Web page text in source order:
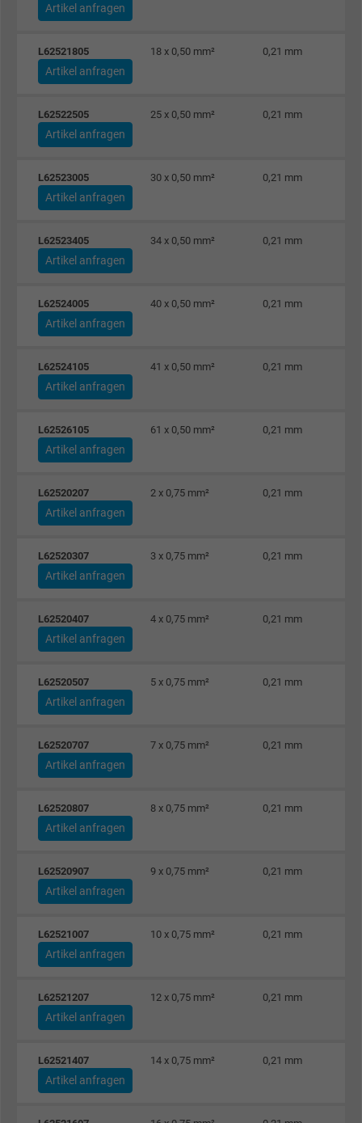
Artikel anfragen
L62521805 18 x 0,50 mm² 0,21 mm
Artikel anfragen
L62522505 25 x 0,50 mm² 0,21 mm
Artikel anfragen
L62523005 30 x 0,50 mm² 0,21 mm
Artikel anfragen
L62523405 34 x 0,50 mm² 0,21 mm
Artikel anfragen
L62524005 40 x 0,50 mm² 0,21 mm
Artikel anfragen
L62524105 41 x 0,50 mm² 0,21 mm
Artikel anfragen
L62526105 61 x 0,50 mm² 0,21 mm
Artikel anfragen
L62520207 2 x 0,75 mm² 0,21 mm
Artikel anfragen
L62520307 3 x 0,75 mm² 0,21 mm
Artikel anfragen
L62520407 4 x 0,75 mm² 0,21 mm
Artikel anfragen
L62520507 5 x 0,75 mm² 0,21 mm
Artikel anfragen
L62520707 7 x 0,75 mm² 0,21 mm
Artikel anfragen
L62520807 8 x 0,75 mm² 0,21 mm
Artikel anfragen
L62520907 9 x 0,75 mm² 0,21 mm
Artikel anfragen
L62521007 10 x 0,75 mm² 0,21 mm
Artikel anfragen
L62521207 12 x 0,75 mm² 0,21 mm
Artikel anfragen
L62521407 14 x 0,75 mm² 0,21 mm
Artikel anfragen